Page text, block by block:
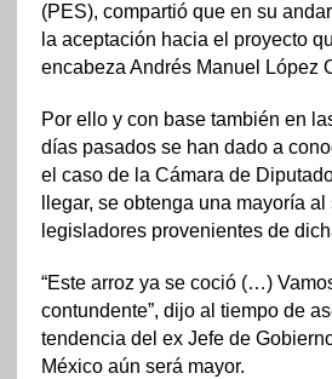
(PES), compartió que en su
la aceptación hacia el proyecto
encabeza Andrés Manuel López
Por ello y con base también en
días pasados se han dado a
el caso de la Cámara de
llegar, se obtenga una mayoría
legisladores provenientes de
“Este arroz ya se coció (…)
contundente”, dijo al tiempo de
tendencia del ex Jefe de
México aún será mayor.